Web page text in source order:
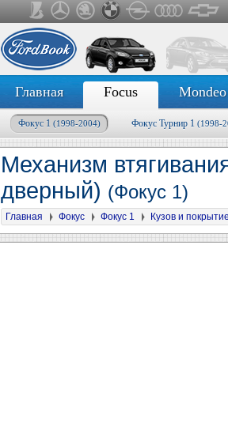
Главная Focus Mondeo
Фокус 1 (1998-2004) Фокус Турнир 1 (1998-
Механизм
дверный) (Фокус 1)
Главная Фокус Фокус 1 Кузов и покрытие